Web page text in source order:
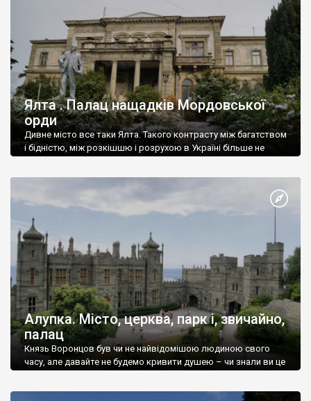
Ялта . Палац нащадків Мордовської
орди
Дивне місто все таки Ялта. Такого контрасту між багатством
і бідністю, між розкішшю і розрухою в Україні більше не
Алупка. Місто, церква, парк і, звичайно,
палац
Князь Воронцов був чи не найвідомішою людиною свого
часу, але давайте не будемо кривити душею – чи знали ви це